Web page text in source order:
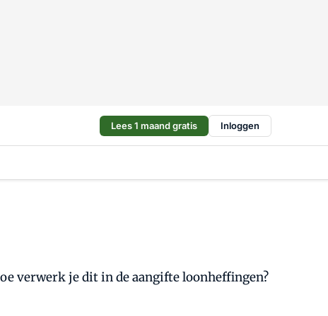
Lees 1 maand gratis Inloggen
verwerk je dit in de aangifte loonheffingen?